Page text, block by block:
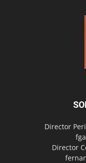
Director
Director